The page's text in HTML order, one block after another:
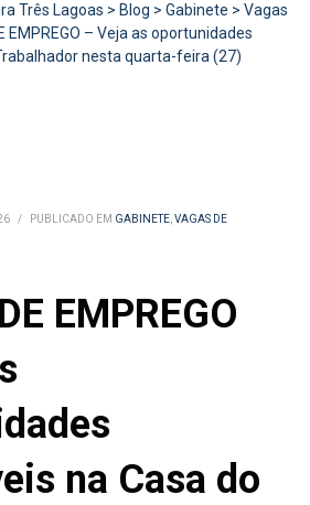
Três Lagoas > Blog > Gabinete > Vagas
EMPREGO – Veja as oportunidades
nesta quarta-feira (27)
/ PUBLICADO EM GABINETE,VAGAS DE
EMPREGO
na Casa do